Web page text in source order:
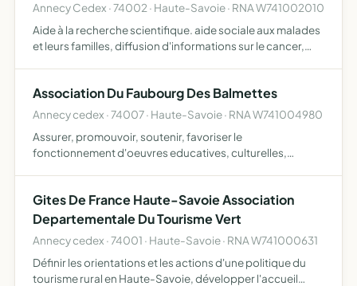
Annecy Cedex · 74002 · Haute-Savoie · RNA W741002010
Aide à la recherche scientifique. aide sociale aux malades
et leurs familles, diffusion d'informations sur le cancer,
Association Du Faubourg Des Balmettes
Annecy cedex · 74007 · Haute-Savoie · RNA W741004980
Assurer, promouvoir, soutenir, favoriser le
fonctionnement d'oeuvres educatives, culturelles,
Gites De France Haute-Savoie Association
Departementale Du Tourisme Vert
Annecy cedex · 74001 · Haute-Savoie · RNA W741000631
Définir les orientations et les actions d'une politique du
tourisme rural en Haute-Savoie, développer l'accueil